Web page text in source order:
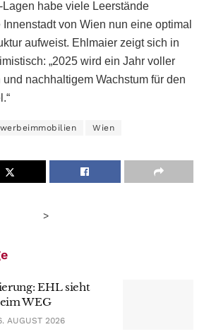
Lagen habe viele Leerstände
von Wien nun eine optimal
aufweist. Ehlmaier zeigt sich in
„2025 wird ein Jahr voller
nachhaltigem Wachstum für den
Wien
>
EHL sieht
WEG
AUGUST 2026